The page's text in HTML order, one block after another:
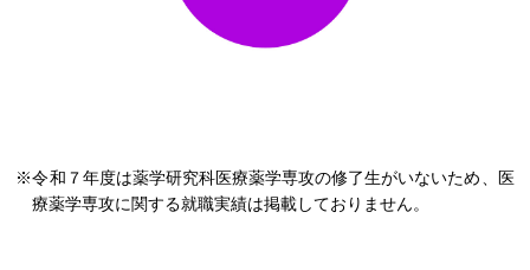
※令和７年度は薬学研究科医療薬学専攻の修了生がいないため、
医
療薬学専攻に関する就職実績は掲載しておりません。